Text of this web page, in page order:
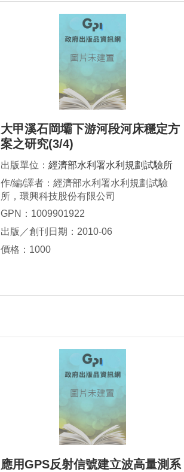
大甲溪石岡壩下游河段河床穩定方
案之研究(3/4)
出版單位： 經濟部水利署水利規劃試驗所
作/編/譯者：經濟部水利署水利規劃試驗
所，環興科技股份有限公司
GPN：1009901922
出版／創刊日期：2010-06
價格：1000
應用GPS反射信號建立波高量測系